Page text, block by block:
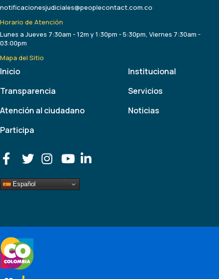
notificacionesjudiciales@peoplecontact.com.co
Horario de Atención
Lunes a Jueves 7:30am - 12m y 1:30pm - 5:30pm, Viernes 7:30am -
03:00pm
Mapa del Sitio
Inicio
Transparencia
Atención al ciudadano
Participa
Institucional
Servicios
Noticias
Español